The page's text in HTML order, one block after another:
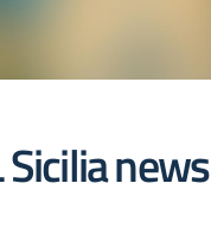
Sicilia news